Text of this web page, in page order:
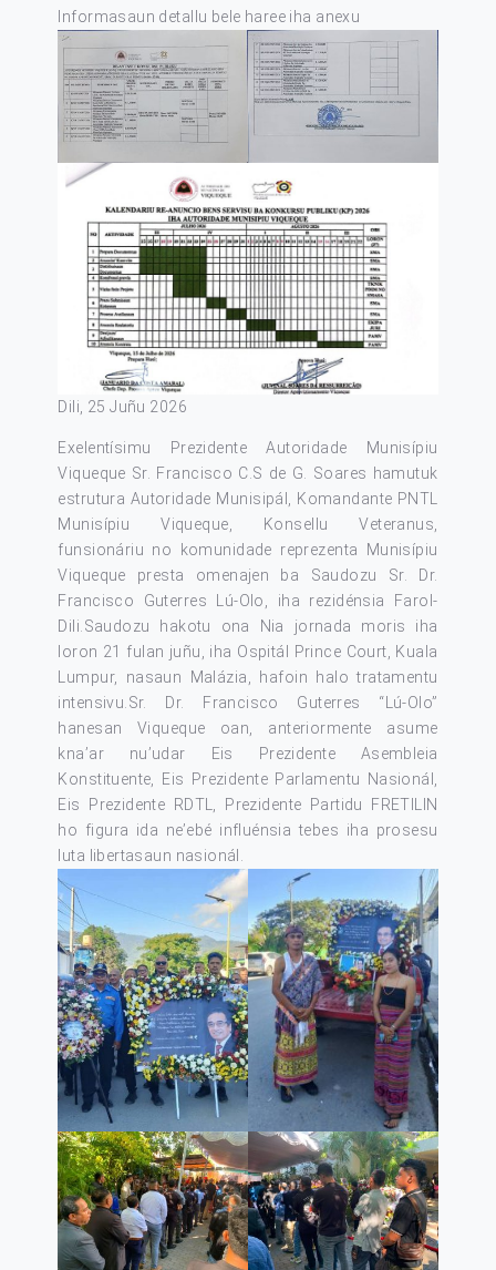
Informasaun detallu bele haree iha anexu
Dili, 25 Juñu 2026
Exelentísimu Prezidente Autoridade Munisípiu
Viqueque Sr. Francisco C.S de G. Soares hamutuk
estrutura Autoridade Munisipál, Komandante PNTL
Munisípiu Viqueque, Konsellu Veteranus,
funsionáriu no komunidade reprezenta Munisípiu
Viqueque presta omenajen ba Saudozu Sr. Dr.
Francisco Guterres Lú-Olo, iha rezidénsia Farol-
Dili.Saudozu hakotu ona Nia jornada moris iha
loron 21 fulan juñu, iha Ospitál Prince Court, Kuala
Lumpur, nasaun Malázia, hafoin halo tratamentu
intensivu.Sr. Dr. Francisco Guterres “Lú-Olo”
hanesan Viqueque oan, anteriormente asume
kna’ar nu’udar Eis Prezidente Asembleia
Konstituente, Eis Prezidente Parlamentu Nasionál,
Eis Prezidente RDTL, Prezidente Partidu FRETILIN
ho figura ida ne’ebé influénsia tebes iha prosesu
luta libertasaun nasionál.